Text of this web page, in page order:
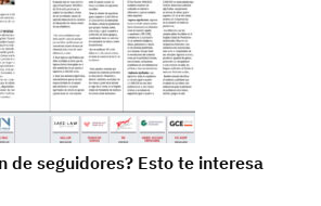
de seguidores? Esto te interesa